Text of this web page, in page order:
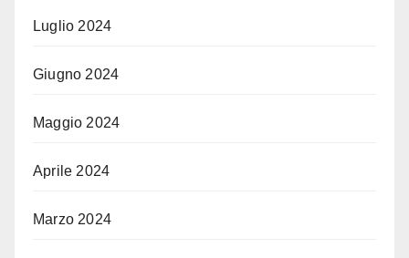
Luglio 2024
Giugno 2024
Maggio 2024
Aprile 2024
Marzo 2024